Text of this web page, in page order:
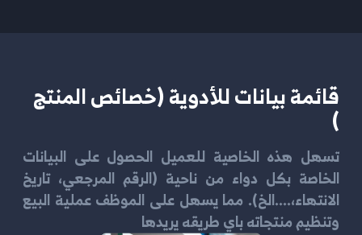
قائمة بيانات للأدوية (خصائص المنتج
)
تسهل هذه الخاصية للعميل الحصول على البيانات
الخاصة بكل دواء من ناحية (الرقم المرجعي، تاريخ
الانتهاء،....الخ). مما يسهل على الموظف عملية البيع
وتنظيم منتجاته باي طريقه يريدها